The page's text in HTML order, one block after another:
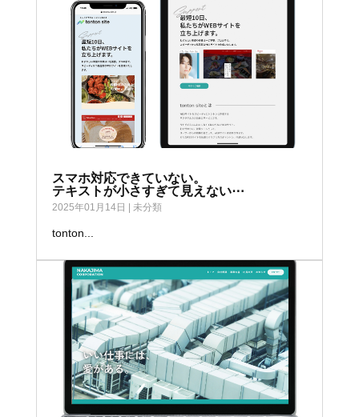
スマホ対応できていない。
テキストが小さすぎて見えない⋯
2025年01月14日 未分類
tonton...